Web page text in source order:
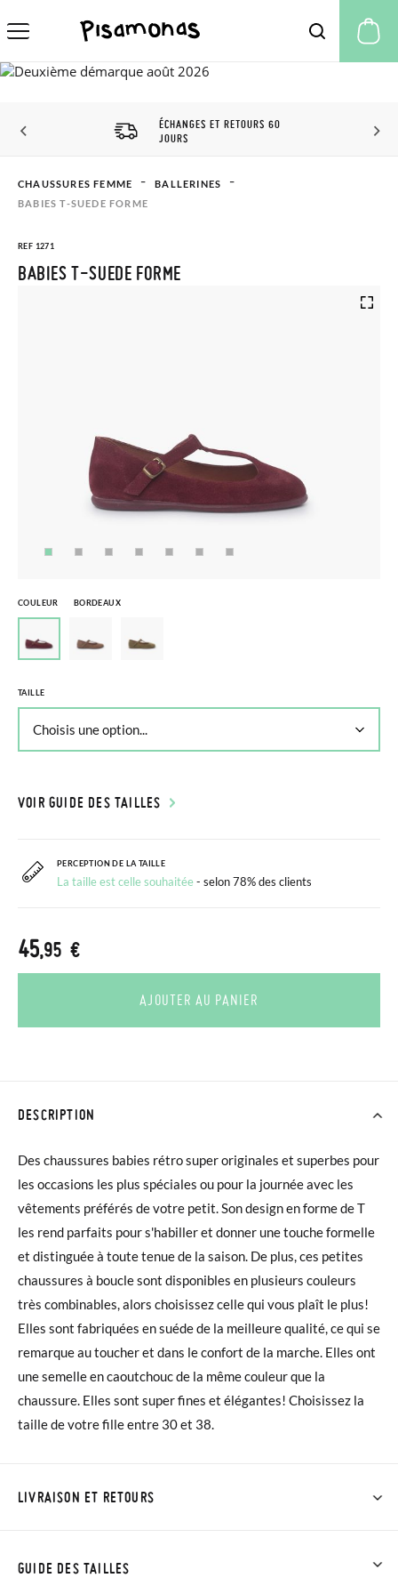
ÉCHANGES ET RETOURS 60
JOURS
CHAUSSURES FEMME
BALLERINES
BABIES T-SUEDE FORME
REF 1271
BABIES T-SUEDE FORME
COULEUR BORDEAUX
TAILLE
VOIR GUIDE DES TAILLES
PERCEPTION DE LA TAILLE
La taille est celle souhaitée- selon 78% des clients
45,95 €
AJOUTER AU PANIER
DESCRIPTION
Des chaussures babies rétro super originales et superbes pour
les occasions les plus spéciales ou pour la journée avec les
vêtements préférés de votre petit. Son design en forme de T
les rend parfaits pour s'habiller et donner une touche formelle
et distinguée à toute tenue de la saison. De plus, ces petites
chaussures à boucle sont disponibles en plusieurs couleurs
très combinables, alors choisissez celle qui vous plaît le plus!
Elles sont fabriquées en suéde de la meilleure qualité, ce qui se
remarque au toucher et dans le confort de la marche. Elles ont
une semelle en caoutchouc de la même couleur que la
chaussure. Elles sont super fines et élégantes! Choisissez la
taille de votre fille entre 30 et 38.
LIVRAISON ET RETOURS
commandes inférieures à 30 €, la livraison standard coûte
GUIDE DES TAILLES